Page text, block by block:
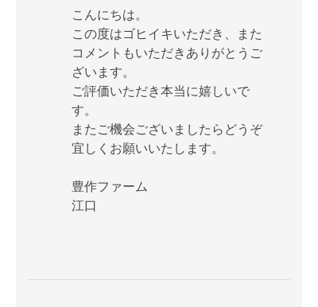
こんにちは。
この度はゴヒイキいただき、また
コメントもいただきありがとうご
ざいます。
ご評価いただき本当に嬉しいで
す。
またご機会ございましたらどうぞ
宜しくお願いいたします。
豊作ファーム
江口